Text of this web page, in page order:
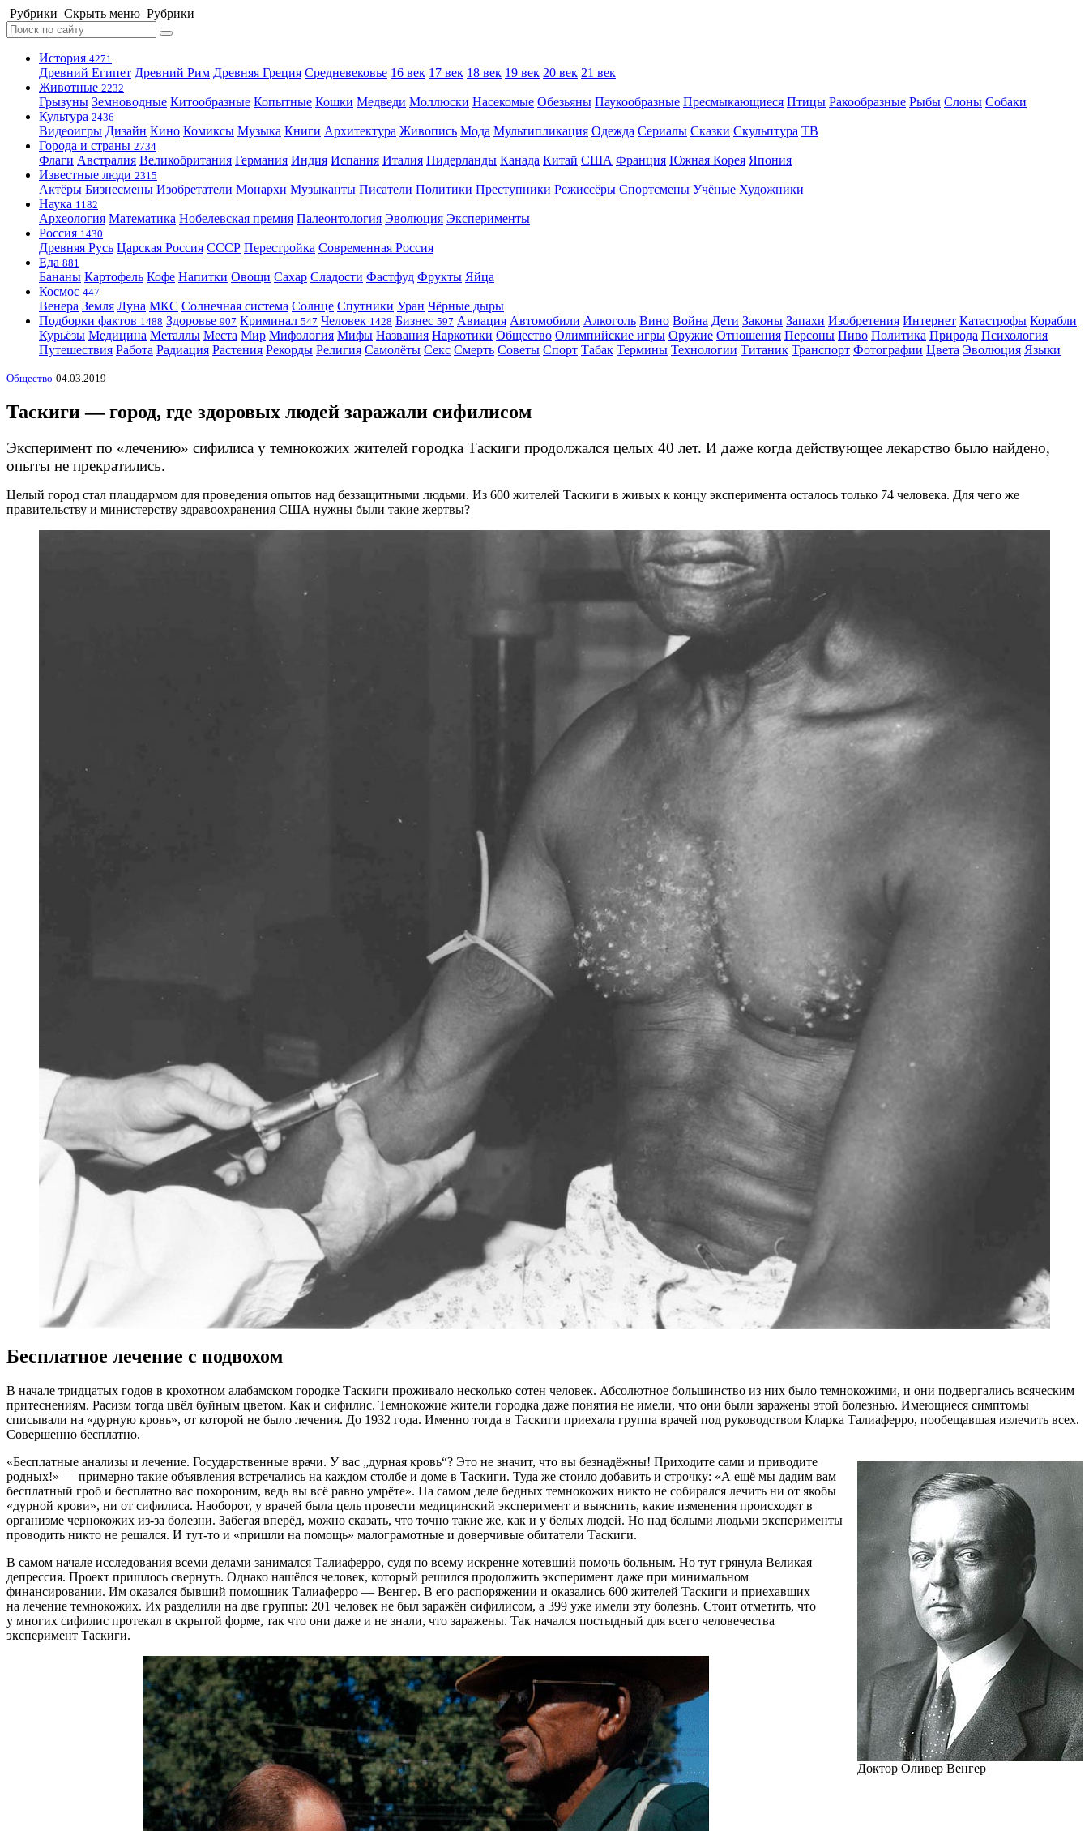
Рубрики Скрыть меню Рубрики
История 4271
Древний Египет Древний Рим Древняя Греция Средневековье 16 век 17 век 18 век 19 век 20 век 21 век
Животные 2232
Грызуны Земноводные Китообразные Копытные Кошки Медведи Моллюски Насекомые Обезьяны Паукообразные Пресмыкающиеся Птицы Ракообразные Рыбы Слоны Собаки
Культура 2436
Видеоигры Дизайн Кино Комиксы Музыка Книги Архитектура Живопись Мода Мультипликация Одежда Сериалы Сказки Скульптура ТВ
Города и страны 2734
Флаги Австралия Великобритания Германия Индия Испания Италия Нидерланды Канада Китай США Франция Южная Корея Япония
Известные люди 2315
Актёры Бизнесмены Изобретатели Монархи Музыканты Писатели Политики Преступники Режиссёры Спортсмены Учёные Художники
Наука 1182
Археология Математика Нобелевская премия Палеонтология Эволюция Эксперименты
Россия 1430
Древняя Русь Царская Россия СССР Перестройка Современная Россия
Еда 881
Бананы Картофель Кофе Напитки Овощи Сахар Сладости Фастфуд Фрукты Яйца
Космос 447
Венера Земля Луна МКС Солнечная система Солнце Спутники Уран Чёрные дыры
Подборки фактов 1488 Здоровье 907 Криминал 547 Человек 1428 Бизнес 597 Авиация Автомобили Алкоголь Вино Война Дети Законы Запахи Изобретения Интернет Катастрофы Корабли
Курьёзы Медицина Металлы Места Мир Мифология Мифы Названия Наркотики Общество Олимпийские игры Оружие Отношения Персоны Пиво Политика Природа Психология
Путешествия Работа Радиация Растения Рекорды Религия Самолёты Секс Смерть Советы Спорт Табак Термины Технологии Титаник Транспорт Фотографии Цвета Эволюция Языки
Общество 04.03.2019
Таскиги — город, где здоровых людей заражали сифилисом
Эксперимент по «лечению» сифилиса у темнокожих жителей городка Таскиги продолжался целых 40 лет. И даже когда действующее лекарство было найдено,
опыты не прекратились.
Целый город стал плацдармом для проведения опытов над беззащитными людьми. Из 600 жителей Таскиги в живых к концу эксперимента осталось только 74 человека. Для чего же
правительству и министерству здравоохранения США нужны были такие жертвы?
Бесплатное лечение с подвохом
В начале тридцатых годов в крохотном алабамском городке Таскиги проживало несколько сотен человек. Абсолютное большинство из них было темнокожими, и они подвергались всяческим
притеснениям. Расизм тогда цвёл буйным цветом. Как и сифилис. Темнокожие жители городка даже понятия не имели, что они были заражены этой болезнью. Имеющиеся симптомы
списывали на «дурную кровь», от которой не было лечения. До 1932 года. Именно тогда в Таскиги приехала группа врачей под руководством Кларка Талиаферро, пообещавшая излечить всех.
Совершенно бесплатно.
Доктор Оливер Венгер
«Бесплатные анализы и лечение. Государственные врачи. У вас „дурная кровь“? Это не значит, что вы безнадёжны! Приходите сами и приводите
родных!» — примерно такие объявления встречались на каждом столбе и доме в Таскиги. Туда же стоило добавить и строчку: «А ещё мы дадим вам
бесплатный гроб и бесплатно вас похороним, ведь вы всё равно умрёте». На самом деле бедных темнокожих никто не собирался лечить ни от якобы
«дурной крови», ни от сифилиса. Наоборот, у врачей была цель провести медицинский эксперимент и выяснить, какие изменения происходят в
организме чернокожих из-за болезни. Забегая вперёд, можно сказать, что точно такие же, как и у белых людей. Но над белыми людьми эксперименты
проводить никто не решался. И тут-то и «пришли на помощь» малограмотные и доверчивые обитатели Таскиги.
В самом начале исследования всеми делами занимался Талиаферро, судя по всему искренне хотевший помочь больным. Но тут грянула Великая
депрессия. Проект пришлось свернуть. Однако нашёлся человек, который решился продолжить эксперимент даже при минимальном
финансировании. Им оказался бывший помощник Талиаферро — Венгер. В его распоряжении и оказались 600 жителей Таскиги и приехавших
на лечение темнокожих. Их разделили на две группы: 201 человек не был заражён сифилисом, а 399 уже имели эту болезнь. Стоит отметить, что
у многих сифилис протекал в скрытой форме, так что они даже и не знали, что заражены. Так начался постыдный для всего человечества
эксперимент Таскиги.